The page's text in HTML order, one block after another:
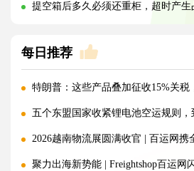
提空箱后多久必须还重柜，超时产生占用费如何避
每日推荐
特朗普：这些产品叠加征收15%关税
五个东盟国家收紧锂电池空运规则，到底
2026越南物流展圆满收官 | 百运网携全链路物流
聚力出海新势能 | Freightshop百运网闪耀